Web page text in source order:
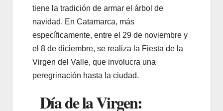
tiene la tradición de armar el árbol de
navidad. En Catamarca, más
específicamente, entre el 29 de noviembre y
el 8 de diciembre, se realiza la Fiesta de la
Virgen del Valle, que involucra una
peregrinación hasta la ciudad.
Día de la Virgen: